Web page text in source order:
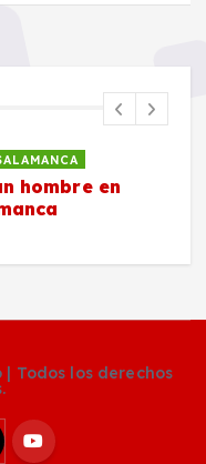
hombre en
Todos los derechos